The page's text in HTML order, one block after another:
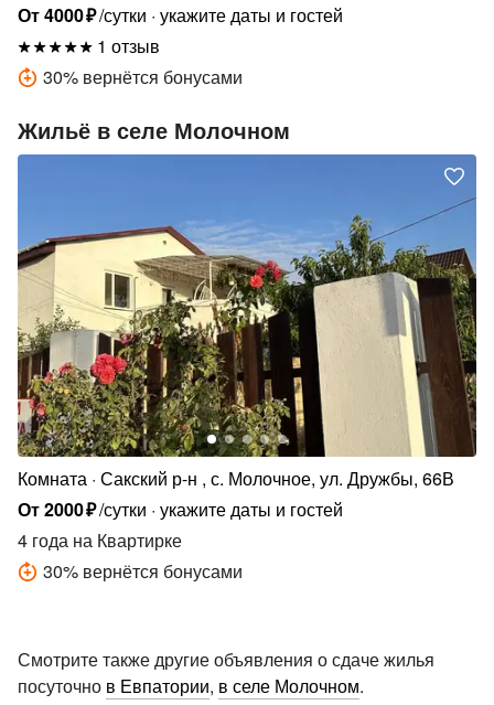
От4000₽/сутки укажите даты и гостей
1 отзыв
30% вернётся бонусами
Жильё в селе Молочном
Комната Сакский р-н , с. Молочное, ул. Дружбы, 66В
От2000₽/сутки укажите даты и гостей
4 года на Квартирке
30% вернётся бонусами
Смотрите также другие объявления о сдаче жилья
посуточно в Евпатории, в селе Молочном.